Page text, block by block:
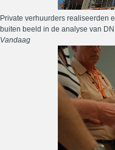
Private verhuurders realiseerden
buiten beeld in de analyse van
Vandaag